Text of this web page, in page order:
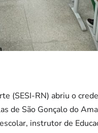
(SESI-RN) abriu o
de São Gonçalo do
instrutor de